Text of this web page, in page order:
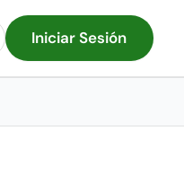
Iniciar Sesión